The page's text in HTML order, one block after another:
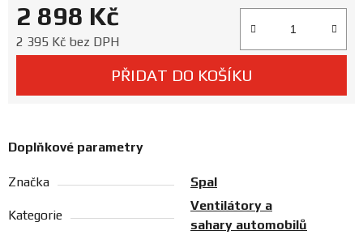
a
katalogy
2 898 Kč
2 395 Kč bez DPH
PŘIDAT DO KOŠÍKU
Doplňkové parametry
Značka Spal
Kategorie
Ventilátory a
sahary automobilů